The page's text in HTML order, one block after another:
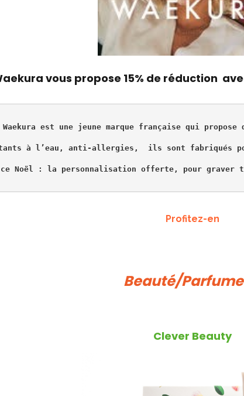
vous propose 15% de réduction
Waekura est une jeune marque française qui
à l’eau, anti-allergies, ils sont fabriqués
ce Noël : la personnalisation offerte, pour graver
Profitez-en
Beauté/
Clever Beauty